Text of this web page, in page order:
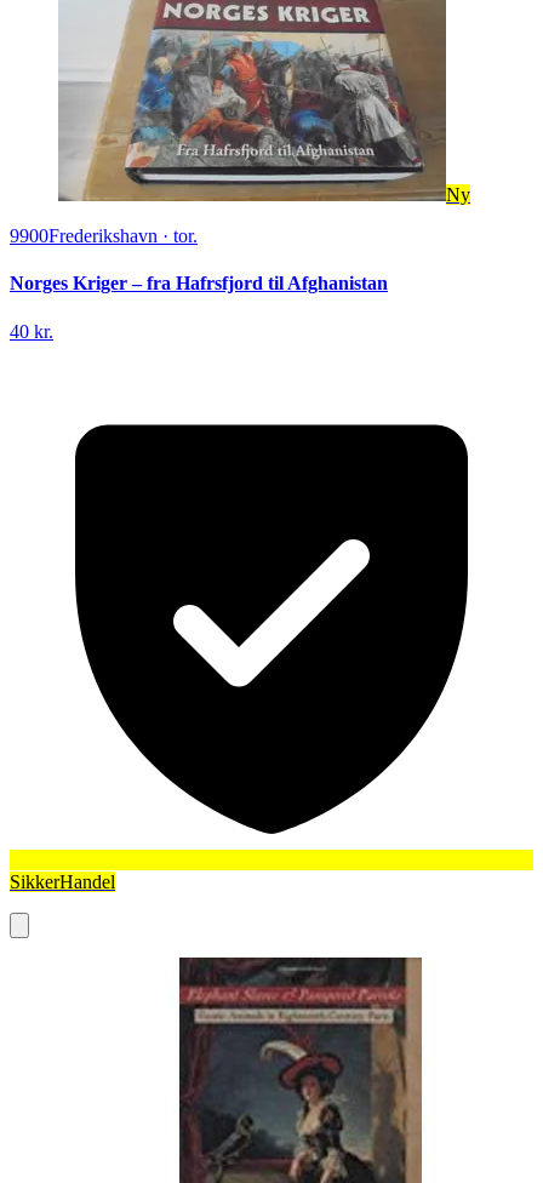
Ny
9900Frederikshavn · tor.
Norges Kriger – fra Hafrsfjord til Afghanistan
40 kr.
SikkerHandel